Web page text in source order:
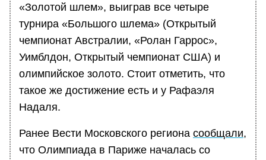
«Золотой шлем», выиграв все четыре
турнира «Большого шлема» (Открытый
чемпионат Австралии, «Ролан Гаррос»,
Уимблдон, Открытый чемпионат США) и
олимпийское золото. Стоит отметить, что
такое же достижение есть и у Рафаэля
Надаля.
Ранее Вести Московского региона сообщали,
что Олимпиада в Париже началась со